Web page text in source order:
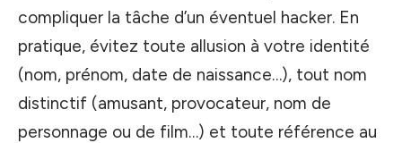
compliquer la tâche d’un éventuel hacker. En
pratique, évitez toute allusion à votre identité
(nom, prénom, date de naissance…), tout nom
distinctif (amusant, provocateur, nom de
personnage ou de film…) et toute référence au